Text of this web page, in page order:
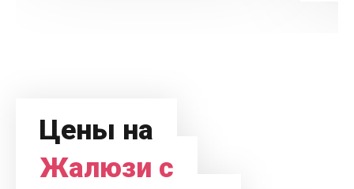
Цены на
Жалюзи с